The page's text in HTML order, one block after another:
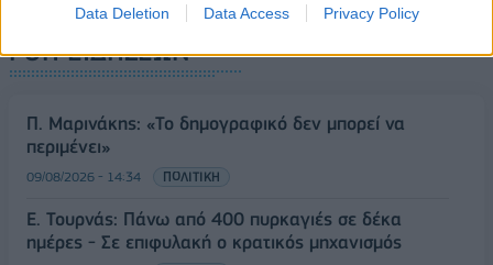
Data Deletion Data Access Privacy Policy
ΡΟΗ ΕΙΔΗΣΕΩΝ
Π. Μαρινάκης: «Το δημογραφικό δεν μπορεί να
περιμένει»
09/08/2026 - 14:34 ΠΟΛΙΤΙΚΗ
Ε. Τουρνάς: Πάνω από 400 πυρκαγιές σε δέκα
ημέρες - Σε επιφυλακή ο κρατικός μηχανισμός